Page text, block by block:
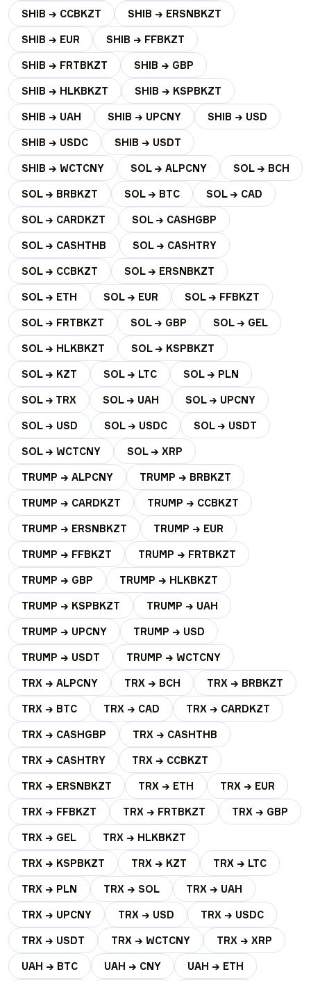
SHIB → CCBKZT SHIB → ERSNBKZT
SHIB → EUR SHIB → FFBKZT
SHIB → FRTBKZT SHIB → GBP
SHIB → HLKBKZT SHIB → KSPBKZT
SHIB → UAH SHIB → UPCNY SHIB → USD
SHIB → USDC SHIB → USDT
SHIB → WCTCNY SOL → ALPCNY SOL → BCH
SOL → BRBKZT SOL → BTC SOL → CAD
SOL → CARDKZT SOL → CASHGBP
SOL → CASHTHB SOL → CASHTRY
SOL → CCBKZT SOL → ERSNBKZT
SOL → ETH SOL → EUR SOL → FFBKZT
SOL → FRTBKZT SOL → GBP SOL → GEL
SOL → HLKBKZT SOL → KSPBKZT
SOL → KZT SOL → LTC SOL → PLN
SOL → TRX SOL → UAH SOL → UPCNY
SOL → USD SOL → USDC SOL → USDT
SOL → WCTCNY SOL → XRP
TRUMP → ALPCNY TRUMP → BRBKZT
TRUMP → CARDKZT TRUMP → CCBKZT
TRUMP → ERSNBKZT TRUMP → EUR
TRUMP → FFBKZT TRUMP → FRTBKZT
TRUMP → GBP TRUMP → HLKBKZT
TRUMP → KSPBKZT TRUMP → UAH
TRUMP → UPCNY TRUMP → USD
TRUMP → USDT TRUMP → WCTCNY
TRX → ALPCNY TRX → BCH TRX → BRBKZT
TRX → BTC TRX → CAD TRX → CARDKZT
TRX → CASHGBP TRX → CASHTHB
TRX → CASHTRY TRX → CCBKZT
TRX → ERSNBKZT TRX → ETH TRX → EUR
TRX → FFBKZT TRX → FRTBKZT TRX → GBP
TRX → GEL TRX → HLKBKZT
TRX → KSPBKZT TRX → KZT TRX → LTC
TRX → PLN TRX → SOL TRX → UAH
TRX → UPCNY TRX → USD TRX → USDC
TRX → USDT TRX → WCTCNY TRX → XRP
UAH → BTC UAH → CNY UAH → ETH